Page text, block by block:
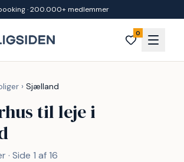
· 200.000+ medlemmer
0
› Sjælland
til leje i
Side 1 af 16